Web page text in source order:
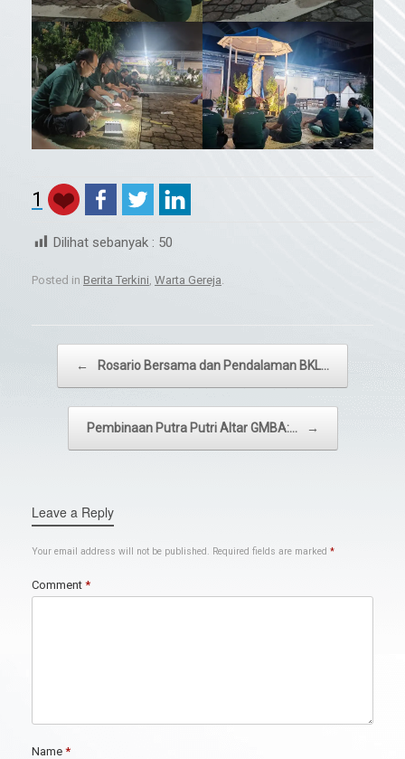
1
Dilihat sebanyak : 50
Posted in Berita Terkini Warta Gereja
← Rosario Bersama dan Pendalaman BKL…
Pembinaan Putra Putri Altar GMBA:… →
Leave a Reply
Your email address will not be published. Required fields are marked *
Comment *
Name *